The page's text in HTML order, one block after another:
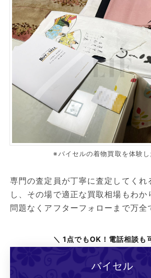
※バイセルの着物買取を体験し
専門の査定員が丁寧に査定してくれ
し、その場で適正な買取相場もわか
問題なくアフターフォローまで万全
＼ 1点でもOK！電話相談も
バイセル